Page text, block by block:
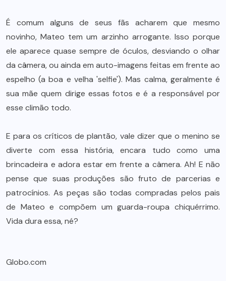
É comum alguns de seus fãs acharem que mesmo
novinho, Mateo tem um arzinho arrogante. Isso porque
ele aparece quase sempre de óculos, desviando o olhar
da câmera, ou ainda em auto-imagens feitas em frente ao
espelho (a boa e velha 'selfie'). Mas calma, geralmente é
sua mãe quem dirige essas fotos e é a responsável por
esse climão todo.
E para os críticos de plantão, vale dizer que o menino se
diverte com essa história, encara tudo como uma
brincadeira e adora estar em frente a câmera. Ah! E não
pense que suas produções são fruto de parcerias e
patrocínios. As peças são todas compradas pelos pais
de Mateo e compõem um guarda-roupa chiquérrimo.
Vida dura essa, né?
Globo.com